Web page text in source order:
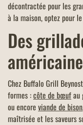
décontractée pour les
à la maison, optez pour le
Des
Chez Buffalo Grill
formes :côte de bœufau
ou encore viande de bison
maîtrisée et les saveurs